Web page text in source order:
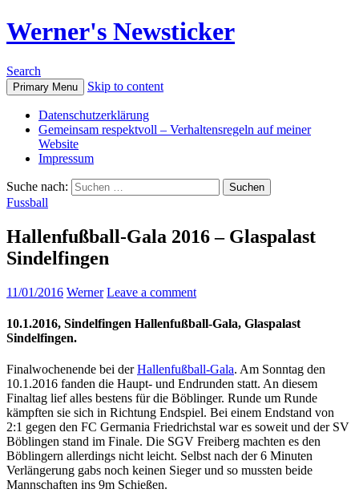
Werner's Newsticker
Search
Primary Menu Skip to content
Datenschutzerklärung
Gemeinsam respektvoll – Verhaltensregeln auf meiner
Website
Impressum
Suche nach:
Fussball
Hallenfußball-Gala 2016 – Glaspalast
Sindelfingen
11/01/2016 Werner Leave a comment
10.1.2016, Sindelfingen Hallenfußball-Gala, Glaspalast
Sindelfingen.
Finalwochenende bei derHallenfußball-Gala. Am Sonntag den
10.1.2016 fanden die Haupt- und Endrunden statt. An diesem
Finaltag lief alles bestens für die Böblinger. Runde um Runde
kämpften sie sich in Richtung Endspiel. Bei einem Endstand von
2:1 gegen den FC Germania Friedrichstal war es soweit und der SV
Böblingen stand im Finale. Die SGV Freiberg machten es den
Böblingern allerdings nicht leicht. Selbst nach der 6 Minuten
Verlängerung gabs noch keinen Sieger und so mussten beide
Mannschaften ins 9m Schießen.